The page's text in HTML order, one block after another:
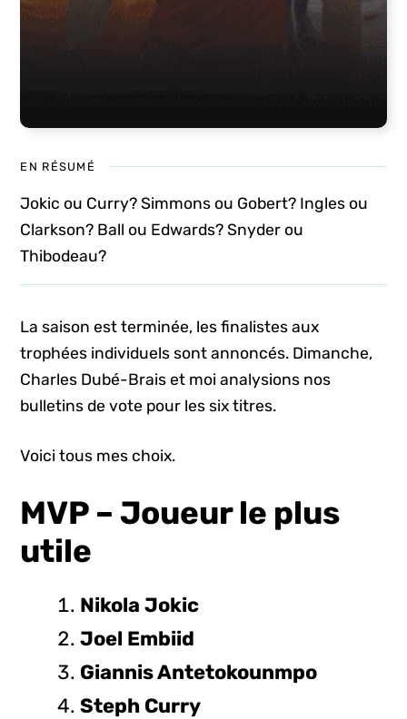
EN RÉSUMÉ
Jokic ou Curry? Simmons ou Gobert? Ingles ou
Clarkson? Ball ou Edwards? Snyder ou
Thibodeau?
La saison est terminée, les finalistes aux
trophées individuels sont annoncés. Dimanche,
Charles Dubé-Brais et moi analysions nos
bulletins de vote pour les six titres.
Voici tous mes choix.
MVP – Joueur le plus
utile
Nikola Jokic
Joel Embiid
Giannis Antetokounmpo
Steph Curry